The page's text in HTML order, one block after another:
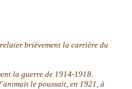
brièvement la carrière du
la guerre de 1914-1918.
le poussait, en 1921, à